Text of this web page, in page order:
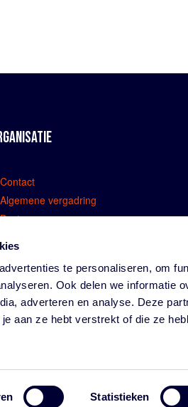
te personaliseren, om
Ook delen we informatie
adverteren en analyse. Deze
aan ze hebt verstrekt of die ze
Statistieken
Contact
Algemene vergadring
Bestuur
Bondsreglementen
Klachtenregeling
Partners
Vacatures